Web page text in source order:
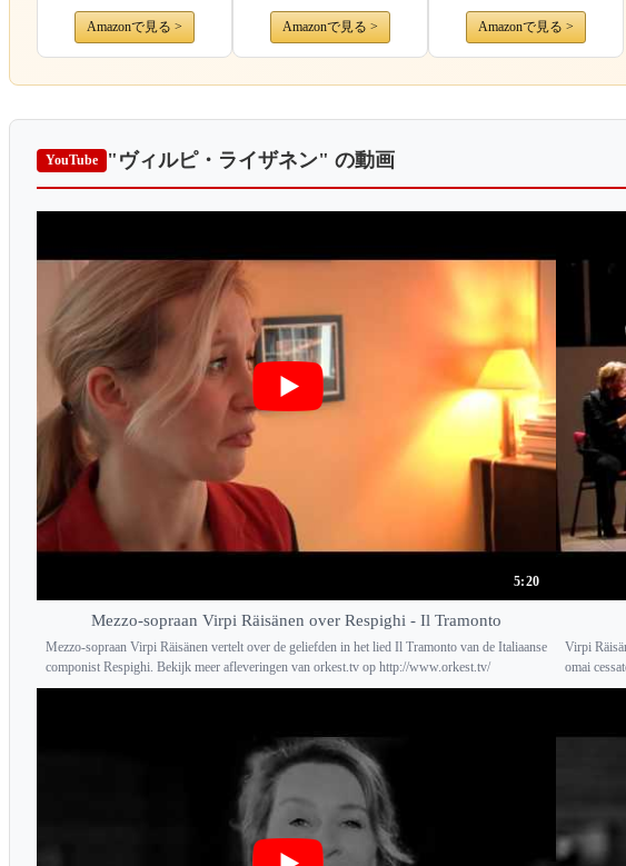
Amazonで見る > Amazonで見る >
Saxophone Concerto "Saivo"
Amazonで見る >
YouTube "ヴィルピ・ライザネン" の動画
5:20
Mezzo-sopraan Virpi Räisänen over Respighi - Il Tramonto
Mezzo-sopraan Virpi Räisänen vertelt over de geliefden in het lied Il Tramonto van de Italiaanse
componist Respighi. Bekijk meer afleveringen van orkest.tv op http://www.orkest.tv/
Virpi
omai